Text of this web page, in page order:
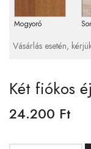
Mogyoró
Vásárlás esetén,
Két fiókos
24.200 Ft